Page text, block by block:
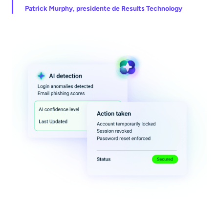
Patrick Murphy, presidente de Results Technology